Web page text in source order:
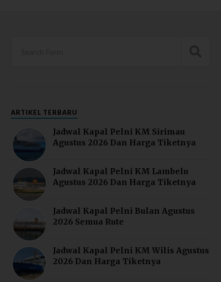
ARTIKEL TERBARU
Jadwal Kapal Pelni KM Sirimau
Agustus 2026 Dan Harga Tiketnya
Jadwal Kapal Pelni KM Lambelu
Agustus 2026 Dan Harga Tiketnya
Jadwal Kapal Pelni Bulan Agustus
2026 Semua Rute
Jadwal Kapal Pelni KM Wilis Agustus
2026 Dan Harga Tiketnya